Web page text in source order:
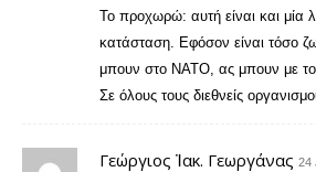
Το προχωρώ: αυτή είναι και μία
κατάσταση. Εφόσον είναι τόσο
μπουν στο ΝΑΤΟ, ας μπουν με το
Σε όλους τους διεθνείς
Γεώργιος Ἰακ. Γεωργάνας 24